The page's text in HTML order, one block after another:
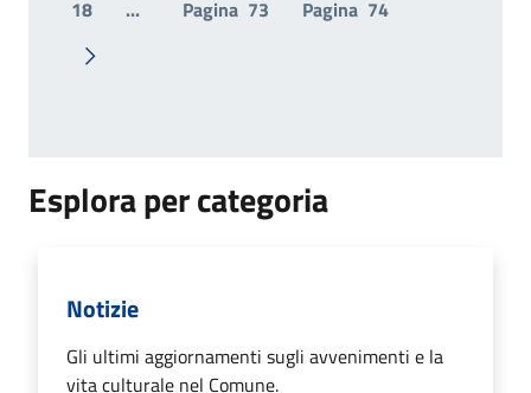
18
... Pagina 73 Pagina 74
Pagina successiva
Esplora per categoria
Notizie
Gli ultimi aggiornamenti sugli avvenimenti e la
vita culturale nel Comune.